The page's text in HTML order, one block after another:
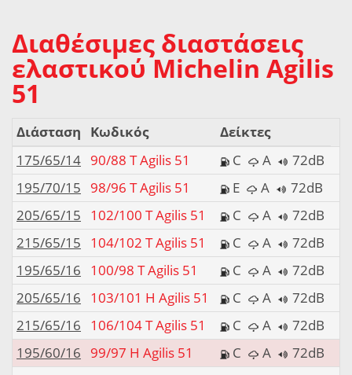
Διαθέσιμες διαστάσεις
ελαστικού Michelin Agilis
51
Διάσταση Κωδικός
Δείκτες
175/65/14 90/88 T Agilis 51 C A
72dB
195/70/15
98/96 T Agilis 51 E A
72dB
205/65/15
102/100 T Agilis 51 C A
72dB
215/65/15
104/102 T Agilis 51 C A
72dB
195/65/16
100/98 T Agilis 51 C A
72dB
205/65/16
103/101 H Agilis 51 C A
72dB
215/65/16
106/104 T Agilis 51 C A
72dB
195/60/16
99/97 H Agilis 51 C A
72dB